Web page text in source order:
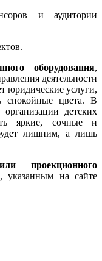
и аудитории
оборудования,
деятельности
юридические услуги,
спокойные цвета. В
детских
яркие, сочные и
лишним, а лишь
проекционного
указанным на сайте